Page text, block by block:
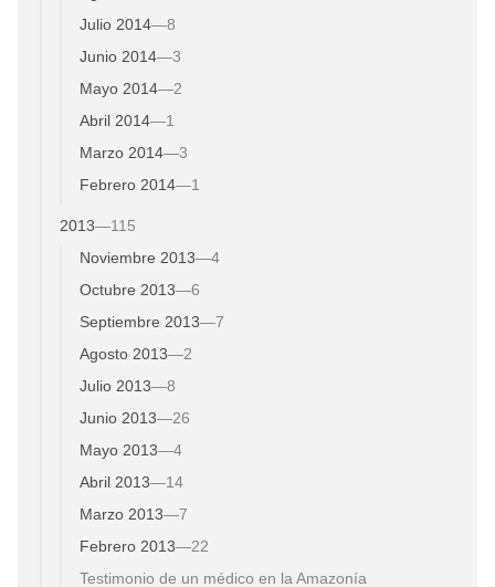
Julio 2014—8
Junio 2014—3
Mayo 2014—2
Abril 2014—1
Marzo 2014—3
Febrero 2014—1
2013—115
Noviembre 2013—4
Octubre 2013—6
Septiembre 2013—7
Agosto 2013—2
Julio 2013—8
Junio 2013—26
Mayo 2013—4
Abril 2013—14
Marzo 2013—7
Febrero 2013—22
Testimonio de un médico en la Amazonía